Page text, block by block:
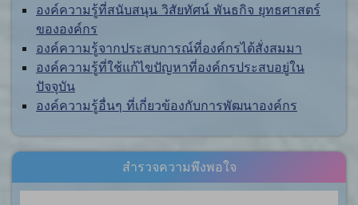
องค์ความรู้ที่สนับสนุน วิสัยทัศน์ พันธกิจ ยุทธศาสตร์
ขององค์กร
องค์ความรู้จากประสบการณ์ที่องค์กรได้สั่งสมมา
องค์ความรู้ที่ใช้แก้ไขปัญหาที่องค์กรประสบอยู่ใน
ปัจจุบัน
องค์ความรู้อื่นๆ ที่เกี่ยวข้องกับการพัฒนาองค์กร
สำรวจความพึงพอใจ